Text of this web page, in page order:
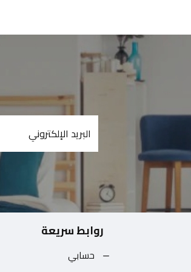
روابط سريعة
حسابي